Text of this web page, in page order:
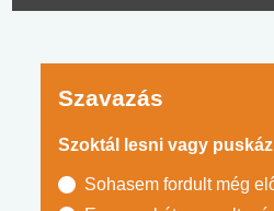
Szavazás
Szoktál lesni vagy
Sohasem fordult még